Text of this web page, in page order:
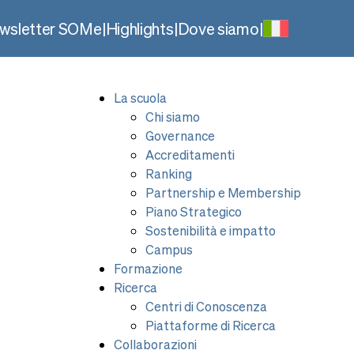
SOMe|Highlights|Dove siamo|
La scuola
Chi siamo
Governance
Accreditamenti
Ranking
Partnership e Membership
Piano Strategico
Sostenibilità e impatto
Campus
Formazione
Ricerca
Centri di Conoscenza
Piattaforme di Ricerca
Collaborazioni